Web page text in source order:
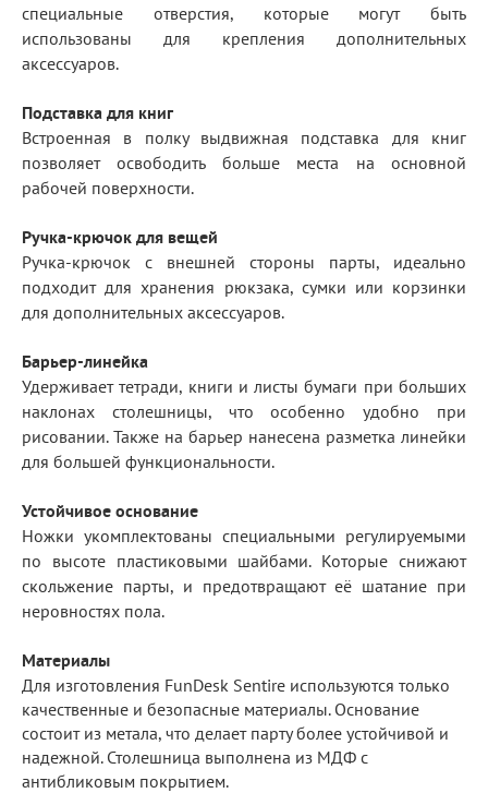
специальные отверстия, которые могут быть
использованы для крепления дополнительных
аксессуаров.
Подставка для книг
Встроенная в полку выдвижная подставка для книг
позволяет освободить больше места на основной
рабочей поверхности.
Ручка-крючок для вещей
Ручка-крючок с внешней стороны парты, идеально
подходит для хранения рюкзака, сумки или корзинки
для дополнительных аксессуаров.
Барьер-линейка
Удерживает тетради, книги и листы бумаги при больших
наклонах столешницы, что особенно удобно при
рисовании. Также на барьер нанесена разметка линейки
для большей функциональности.
Устойчивое основание
Ножки укомплектованы специальными регулируемыми
по высоте пластиковыми шайбами. Которые снижают
скольжение парты, и предотвращают её шатание при
неровностях пола.
Материалы
Для изготовления FunDesk Sentire используются только
качественные и безопасные материалы. Основание
состоит из метала, что делает парту более устойчивой и
надежной. Столешница выполнена из МДФ с
антибликовым покрытием.